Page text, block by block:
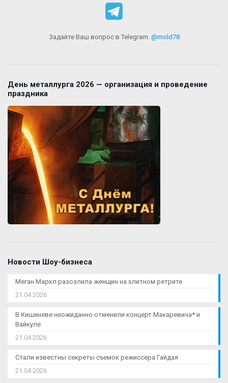
Задайте Ваш вопрос в Telegram: @mold78
День металлурга 2026 — организация и проведение
праздника
Новости Шоу-бизнеса
Меган Маркл разозлила женщин на элитном ретрите
21.04.2026
В Кишиневе неожиданно отменили концерт Макаревича* и
Вайкуле
21.04.2026
Стали известны секреты съемок режиссера Гайдая
21.04.2026